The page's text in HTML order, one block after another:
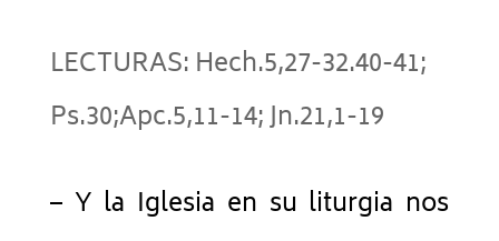
LECTURAS: Hech.5,27-32.40-41;
Ps.30;Apc.5,11-14; Jn.21,1-19
– Y la Iglesia en su liturgia nos